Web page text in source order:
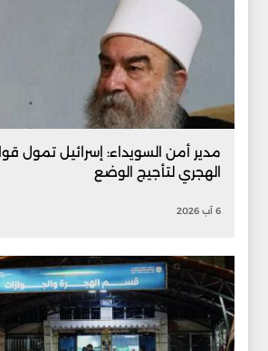
مدير أمن السويداء: إسرائيل تمول
الهجري لتأجيج الوضع
6 آب 2026